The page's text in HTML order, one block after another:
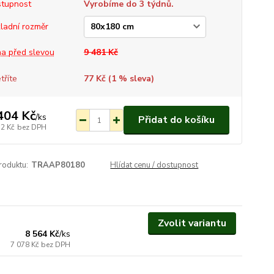
Vyrobíme do 3 týdnů.
rozměr
před slevou 9 481 Kč
77 Kč (1% sleva)
Kč/ks
Kč bez DPH
Přidat do košíku
TRAAP80180 Hlídat cenu / dostupnost
8 564 Kč/ks
7 078 Kč bez DPH
Zvolit variantu